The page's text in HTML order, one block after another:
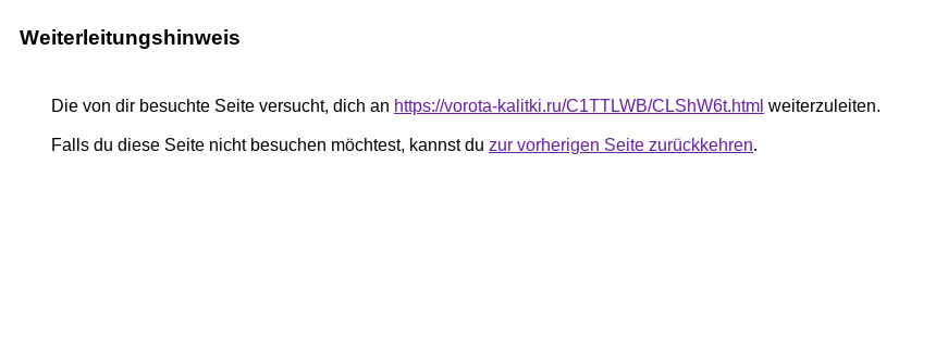
Weiterleitungshinweis
Die von dir besuchte Seite versucht, dich an https://vorota-kalitki.ru/C1TTLWB/CLShW6t.html weiterzuleiten.
Falls du diese Seite nicht besuchen möchtest, kannst du zur vorherigen Seite zurückkehren.